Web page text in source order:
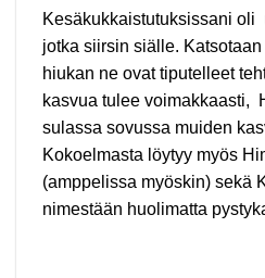
Kesäkukkaistutuksissani oli
jotka siirsin siälle.
hiukan ne ovat tiputelleet
kasvua tulee voimakkaasti,
sulassa sovussa muiden
Kokoelmasta löytyy myös
(amppelissa myöskin) sekä
nimestään huolimatta